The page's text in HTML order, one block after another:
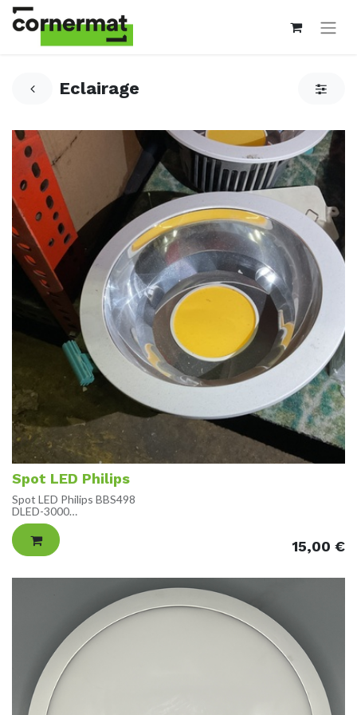
Eclairage
Spot LED Philips
Spot LED Philips BBS498
DLED-3000
230-240V
ETAT
Utilisé, comme neuf
15,00 €